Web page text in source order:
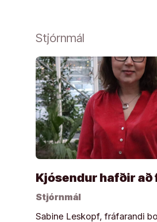
Stjórnmál
Kjósendur hafðir að
Stjórnmál
Sabine Leskopf, fráfarandi